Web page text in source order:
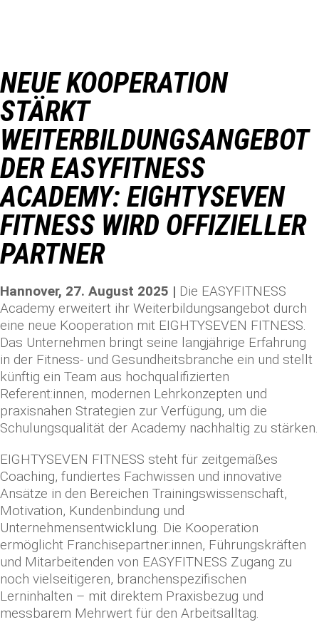
NEUE KOOPERATION
STÄRKT
WEITERBILDUNGSANGEBOT
DER EASYFITNESS
ACADEMY: EIGHTYSEVEN
FITNESS WIRD OFFIZIELLER
PARTNER
Hannover, 27. August 2025 | Die EASYFITNESS
Academy erweitert ihr Weiterbildungsangebot durch
eine neue Kooperation mit EIGHTYSEVEN FITNESS.
Das Unternehmen bringt seine langjährige Erfahrung
in der Fitness- und Gesundheitsbranche ein und stellt
künftig ein Team aus hochqualifizierten
Referent:innen, modernen Lehrkonzepten und
praxisnahen Strategien zur Verfügung, um die
Schulungsqualität der Academy nachhaltig zu stärken.
EIGHTYSEVEN FITNESS steht für zeitgemäßes
Coaching, fundiertes Fachwissen und innovative
Ansätze in den Bereichen Trainingswissenschaft,
Motivation, Kundenbindung und
Unternehmensentwicklung. Die Kooperation
ermöglicht Franchisepartner:innen, Führungskräften
und Mitarbeitenden von EASYFITNESS Zugang zu
noch vielseitigeren, branchenspezifischen
Lerninhalten – mit direktem Praxisbezug und
messbarem Mehrwert für den Arbeitsalltag.